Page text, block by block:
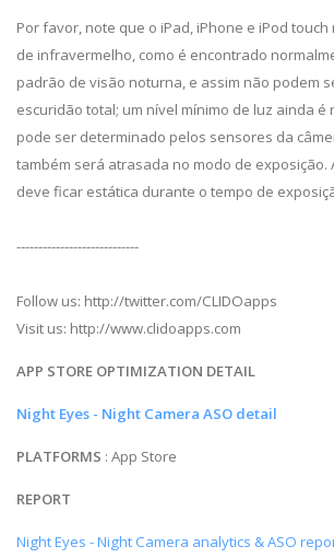
Por favor, note que o iPad, iPhone e iPod
de infravermelho, como é encontrado
padrão de visão noturna, e assim não podem
escuridão total; um nível mínimo de luz ainda é
pode ser determinado pelos sensores da
também será atrasada no modo de exposição.
deve ficar estática durante o tempo de
----------------------------
Follow us: http://twitter.com/CLIDOapps
Visit us: http://www.clidoapps.com
APP STORE OPTIMIZATION DETAIL
Night Eyes - Night Camera ASO detail
PLATFORMS : App Store
REPORT
Night Eyes - Night Camera analytics & ASO